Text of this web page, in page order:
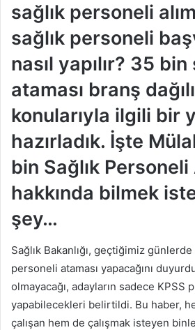
sağlık personeli
sağlık personeli
nasıl yapılır? 35 bin
ataması branş
konularıyla ilgili bir
hazırladık. İşte
bin Sağlık Personeli
hakkında bilmek
şey…
Sağlık Bakanlığı, geçtiğimiz
personeli ataması yapacağını
olmayacağı, adayların sadece KPSS
yapabilecekleri belirtildi. Bu haber,
çalışan hem de çalışmak isteyen